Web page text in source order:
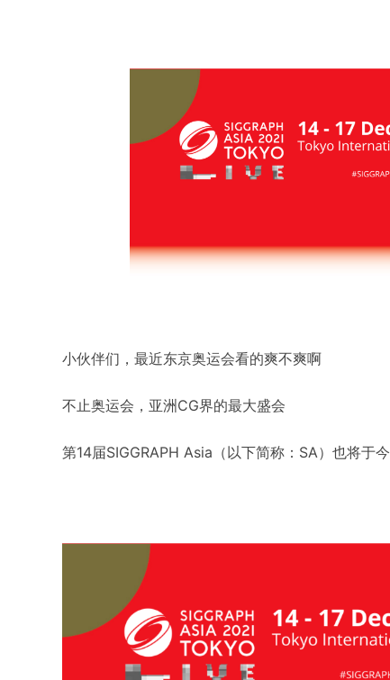
小伙伴们，最近东京奥运会看的爽不爽啊
不止奥运会，亚洲CG界的最大盛会
第14届SIGGRAPH Asia（以下简称：SA）也将于